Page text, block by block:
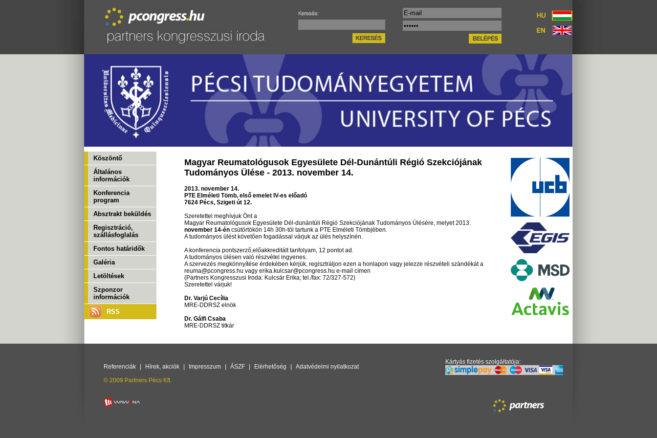
Köszöntő
Általános
információk
Konferencia
program
Absztrakt beküldés
Regisztráció,
szállásfoglalás
Fontos határidők
Galéria
Letöltések
Szponzor
információk
RSS
Magyar Reumatológusok Egyesülete Dél-Dunántúli Régió Szekciójának
Tudományos Ülése - 2013. november 14.
2013. november 14.
PTE Elméleti Tömb, első emelet IV-es előadó
7624 Pécs, Szigeti út 12.
Szeretettel meghívjuk Önt a
Magyar Reumatológusok Egyesülete Dél-dunántúli Régió Szekciójának Tudományos Ülésére, melyet 2013.
november 14-én csütörtökön 14h 30h-tól tartunk a PTE Elméleti Tömbjében.
A tudományos ülést követően fogadással várjuk az ülés helyszínén.
A konferencia pontszerző,előakkreditált tanfolyam, 12 pontot ad.
A tudományos ülésen való részvétel ingyenes.
A szervezés megkönnyítése érdekében kérjük, regisztráljon ezen a honlapon vagy jelezze részvételi szándékát a
reuma@pcongress.hu vagy erika.kulcsar@pcongress.hu e-mail címen
(Partners Kongresszusi Iroda: Kulcsár Erika; tel./fax: 72/327-572)
Szeretettel várjuk!
Dr. Varjú Cecília
MRE-DDRSZ elnök
Dr. Gálfi Csaba
MRE-DDRSZ titkár
Referenciák Hírek, akciók Impresszum ÁSZF Elérhetőség
Adatvédelmi nyilatkozat
© 2009 Partners Pécs Kft.
Kártyás fizetés szolgáltatója: